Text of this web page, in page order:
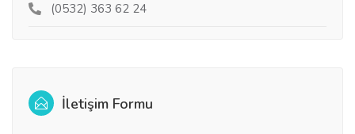
(0532) 363 62 24
İletişim Formu